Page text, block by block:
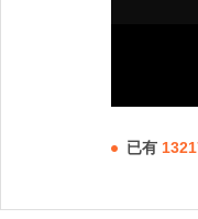
已有